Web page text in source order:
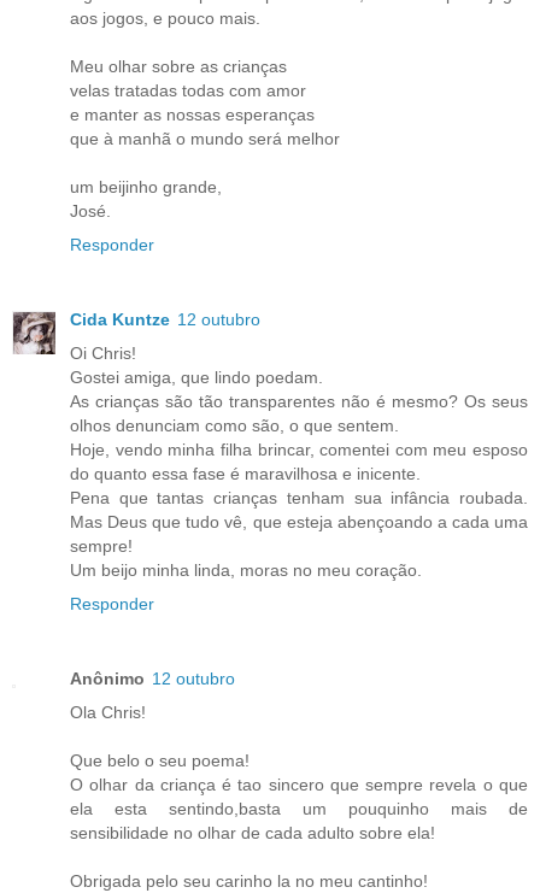
aos jogos, e pouco mais.
Meu olhar sobre as crianças
velas tratadas todas com amor
e manter as nossas esperanças
que à manhã o mundo será melhor
um beijinho grande,
José.
Responder
Cida Kuntze 12 outubro
Oi Chris!
Gostei amiga, que lindo poedam.
As crianças são tão transparentes não é mesmo? Os seus
olhos denunciam como são, o que sentem.
Hoje, vendo minha filha brincar, comentei com meu esposo
do quanto essa fase é maravilhosa e inicente.
Pena que tantas crianças tenham sua infância roubada.
Mas Deus que tudo vê, que esteja abençoando a cada uma
sempre!
Um beijo minha linda, moras no meu coração.
Responder
Anônimo 12 outubro
Ola Chris!
Que belo o seu poema!
O olhar da criança é tao sincero que sempre revela o que
ela esta sentindo,basta um pouquinho mais de
sensibilidade no olhar de cada adulto sobre ela!
Obrigada pelo seu carinho la no meu cantinho!